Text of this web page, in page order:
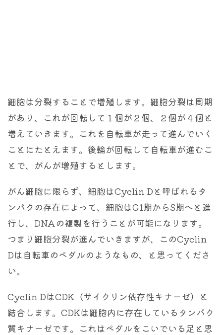
細胞は分裂することで増殖します。細胞分裂は周期
があり、これが回転して１個が２個、２個が４個と
増えていきます。これを自転車が走って進んでいく
ことにたとえます。後輪が回転して自転車が進むこ
とで、がんが増殖するとします。
がん細胞に限らず、細胞はCyclin Dと呼ばれるタ
ンパクの存在によって、細胞はG1期からS期へと進
行し、DNAの複製を行うことが可能になります。
つまり細胞分裂が進んでいきますが、このCyclin
Dは自転車のペダルのようなもの、と思ってくださ
い。
Cyclin DはCDK（サイクリン依存性キナーゼ）と
結合します。CDKは細胞内に存在しているタンパク
質キナーゼです。これはペダルをこいでいる足と思